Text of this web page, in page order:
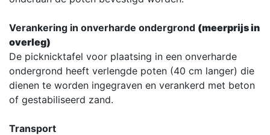
Verankering in onverharde ondergrond (meerprijs in
overleg)
De picknicktafel voor plaatsing in een onverharde
ondergrond heeft verlengde poten (40 cm langer) die
dienen te worden ingegraven en verankerd met beton
of gestabiliseerd zand.
Transport